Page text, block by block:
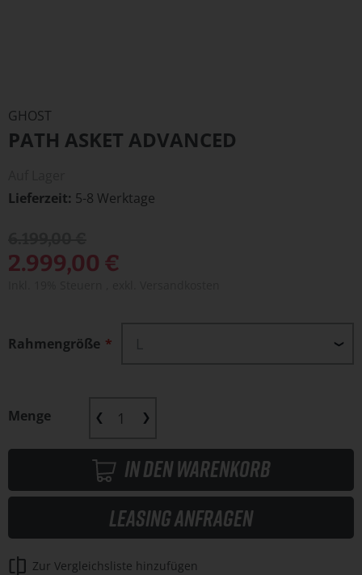
der
Bildergalerie
GHOST
PATH ASKET ADVANCED
Lieferzeit 5-8 Werktage
2.999,00 €
Rahmengröße
Menge
In den Warenkorb
Leasing anfragen
Zur Vergleichsliste hinzufügen